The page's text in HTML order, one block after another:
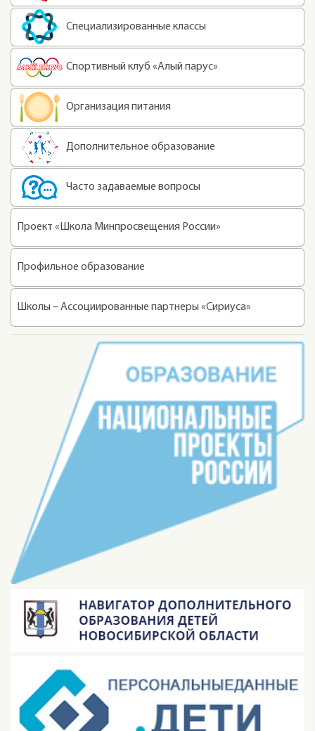
Специализированные классы
Спортивный клуб «Алый парус»
Организация питания
Дополнительное образование
Часто задаваемые вопросы
Проект «Школа Минпросвещения России»
Профильное образование
Школы – Ассоциированные партнеры «Сириуса»